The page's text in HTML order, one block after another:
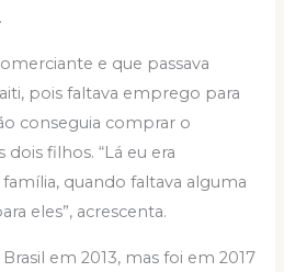
e que passava
pois faltava emprego para
conseguia comprar o
dois filhos. “Lá eu era
quando faltava alguma
eles”, acrescenta.
em 2013, mas foi em 2017